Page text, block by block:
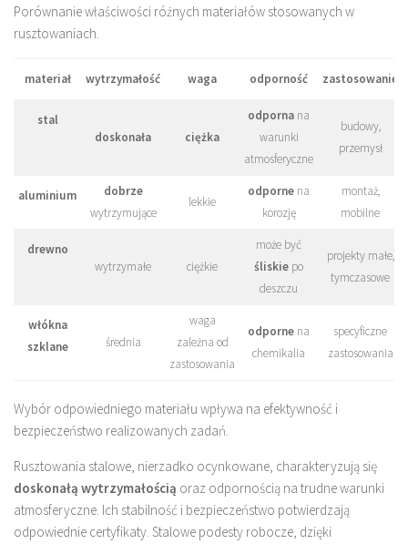
Porównanie właściwości różnych materiałów stosowanych w
rusztowaniach.
materiał wytrzymałość waga odporność zastosowanie
stal
doskonała
ciężka
odporna na
warunki
atmosferyczne
budowy,
przemysł
aluminium
dobrze
wytrzymujące
lekkie
odporne na
korozję
montaż,
mobilne
drewno
wytrzymałe
ciężkie
może być
śliskie po
deszczu
projekty małe,
tymczasowe
włókna
szklane
średnia
waga
zależna od
zastosowania
odporne na
chemikalia
specyficzne
zastosowania
Wybór odpowiedniego materiału wpływa na efektywność i
bezpieczeństwo realizowanych zadań.
Rusztowania stalowe, nierzadko ocynkowane, charakteryzują się
doskonałą wytrzymałością oraz odpornością na trudne warunki
atmosferyczne. Ich stabilność i bezpieczeństwo potwierdzają
odpowiednie certyfikaty. Stalowe podesty robocze, dzięki